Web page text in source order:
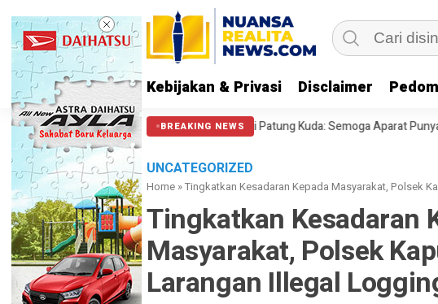
Kebijakan & Privasi Disclaimer
BREAKING NEWS
soal Polisi Halangi Massa di Patung Kuda: Semoga Aparat Punya Hati Nurani
UNCATEGORIZED
Home »Tingkatkan Kesadaran Kepada Masyarakat, Polsek
Tingkatkan Kesadaran
Masyarakat, Polsek
Larangan Illegal